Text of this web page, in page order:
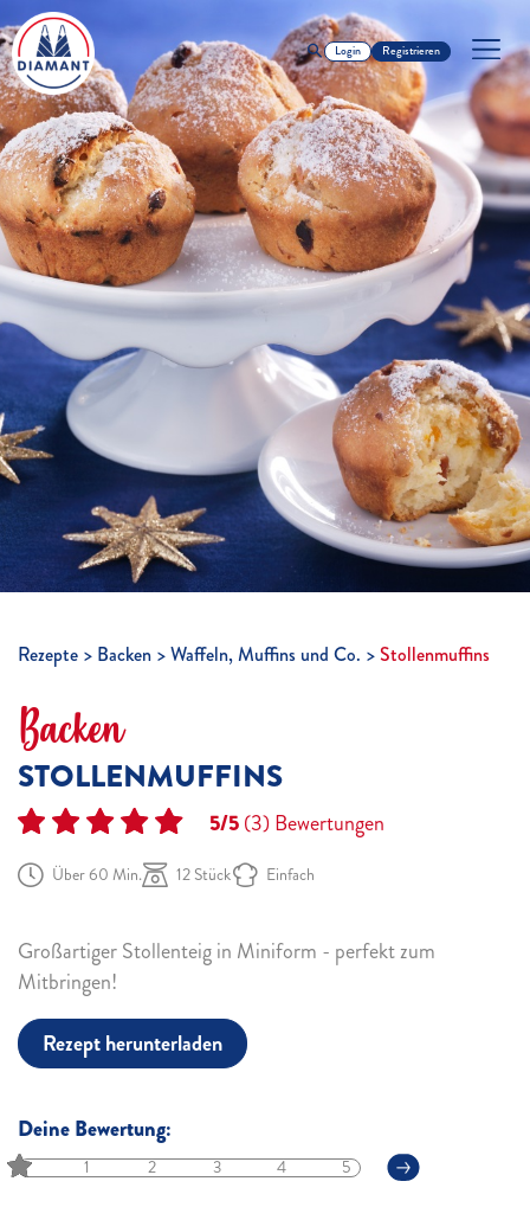
Login Registrieren
Rezepte Backen Waffeln, Muffins und Co. Stollenmuffins
Backen
STOLLENMUFFINS
5/5(3)Bewertungen
Über 60 Min. 12 Stück Einfach
Großartiger Stollenteig in Miniform - perfekt zum
Mitbringen!
Rezept herunterladen
Deine Bewertung:
1 2 3 4 5